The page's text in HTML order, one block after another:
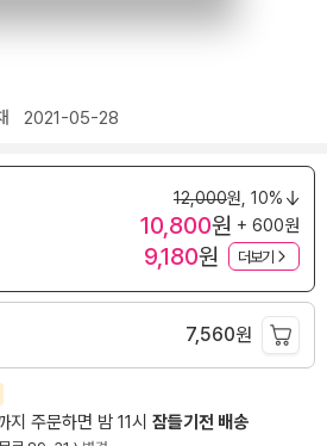
2021-05-28
12,000원, 10%
10,800원 + 600원
9,180원 더보기
7,560원
지 주문하면 밤 11시 잠들기전 배송